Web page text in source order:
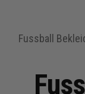
Fussball